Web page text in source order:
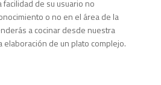
de su usuario no
o no en el área de la
a cocinar desde nuestra
elaboración de un plato complejo.